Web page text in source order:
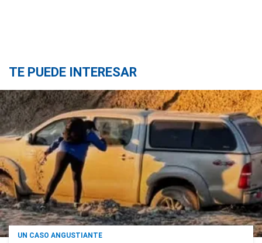
TE PUEDE INTERESAR
UN CASO ANGUSTIANTE